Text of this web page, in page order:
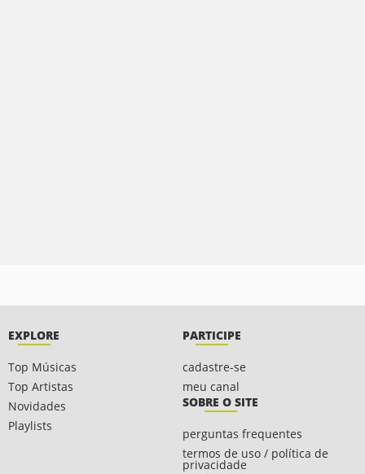
EXPLORE
Top Músicas
Top Artistas
Novidades
Playlists
PARTICIPE
cadastre-se
meu canal
SOBRE O SITE
perguntas frequentes
termos de uso / política de
privacidade